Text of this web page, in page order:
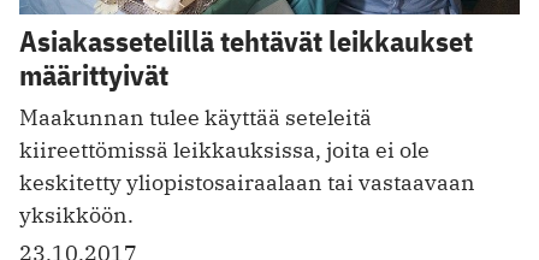
Asiakassetelillä tehtävät leikkaukset
määrittyivät
Maakunnan tulee käyttää seteleitä
kiireettömissä leikkauksissa, joita ei ole
keskitetty yliopistosairaalaan tai vastaavaan
yksikköön.
23.10.2017